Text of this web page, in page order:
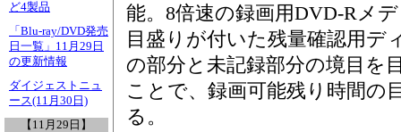
ど4製品
「Blu-ray/DVD発売
日一覧」11月29日
の更新情報
ダイジェストニュ
ース(11月30日)
【11月29日】
能。8倍速の録画用DVD-Rメ
目盛りが付いた残量確認用デ
の部分と未記録部分の境目を
ことで、録画可能残り時間の
る。